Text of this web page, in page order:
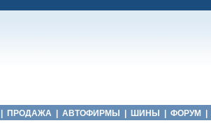
ПРОДАЖА АВТОФИРМЫ ШИНЫ ФОРУМ